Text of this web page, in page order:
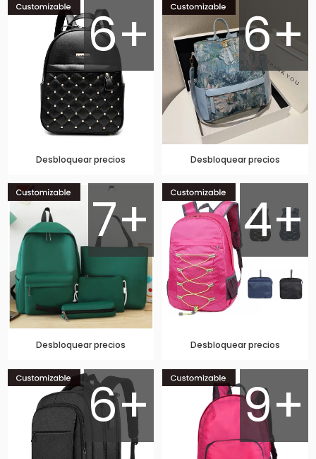
6+
Desbloquear precios
6+
Desbloquear precios
7+
Desbloquear precios
4+
Desbloquear precios
6+ 9+